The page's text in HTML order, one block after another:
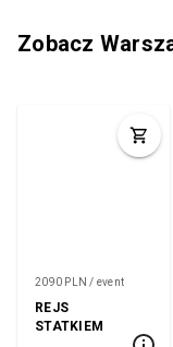
Zobacz
2090 PLN / event
REJS
STATKIEM